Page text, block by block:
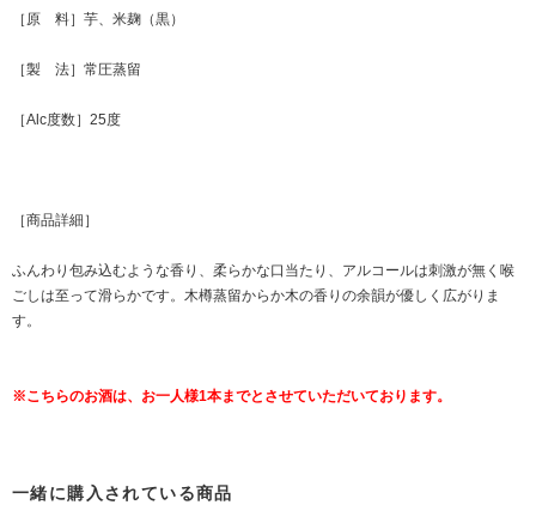
［原 料］芋、米麹（黒）
［製 法］常圧蒸留
［Alc度数］25度
［商品詳細］
ふんわり包み込むような香り、柔らかな口当たり、アルコールは刺激が無く喉
ごしは至って滑らかです。木樽蒸留からか木の香りの余韻が優しく広がりま
す。
※こちらのお酒は、お一人様1本までとさせていただいております。
一緒に購入されている商品